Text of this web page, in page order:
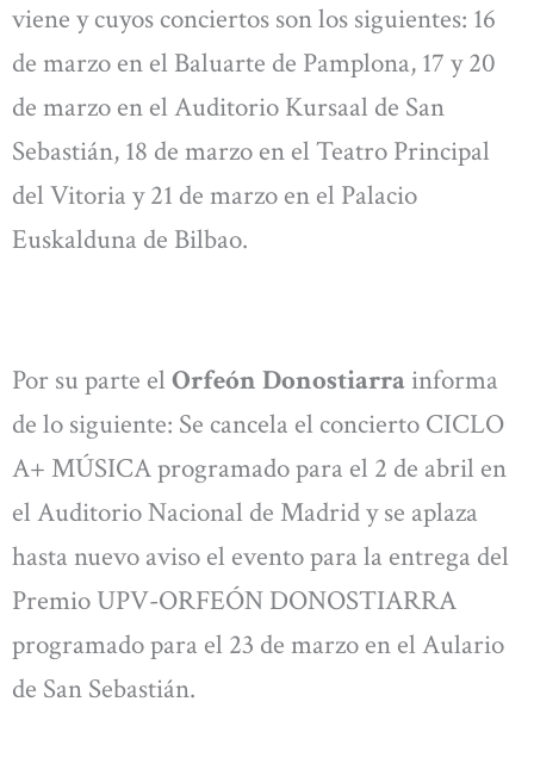
viene y cuyos conciertos son los siguientes: 16
de marzo en el Baluarte de Pamplona, 17 y 20
de marzo en el Auditorio Kursaal de San
Sebastián, 18 de marzo en el Teatro Principal
del Vitoria y 21 de marzo en el Palacio
Euskalduna de Bilbao.
Por su parte el Orfeón Donostiarra informa
de lo siguiente: Se cancela el concierto CICLO
A+ MÚSICA programado para el 2 de abril en
el Auditorio Nacional de Madrid y se aplaza
hasta nuevo aviso el evento para la entrega del
Premio UPV-ORFEÓN DONOSTIARRA
programado para el 23 de marzo en el Aulario
de San Sebastián.